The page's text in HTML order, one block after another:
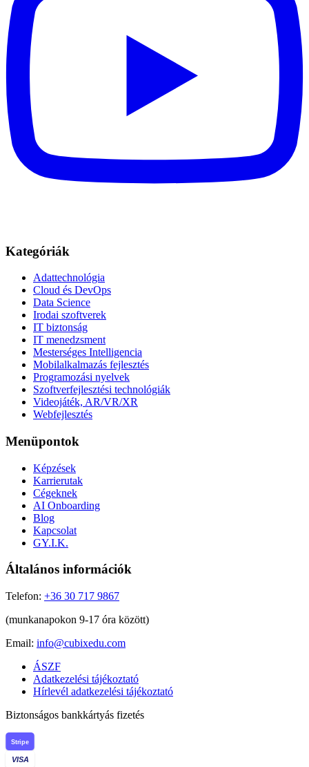
Kategóriák
Adattechnológia
Cloud és DevOps
Data Science
Irodai szoftverek
IT biztonság
IT menedzsment
Mesterséges Intelligencia
Mobilalkalmazás fejlesztés
Programozási nyelvek
Szoftverfejlesztési technológiák
Videojáték, AR/VR/XR
Webfejlesztés
Menüpontok
Képzések
Karrierutak
Cégeknek
AI Onboarding
Blog
Kapcsolat
GY.I.K.
Általános információk
Telefon: +36 30 717 9867
(munkanapokon 9-17 óra között)
Email: info@cubixedu.com
ÁSZF
Adatkezelési tájékoztató
Hírlevél adatkezelési tájékoztató
Biztonságos bankkártyás fizetés
Stripe
VISA